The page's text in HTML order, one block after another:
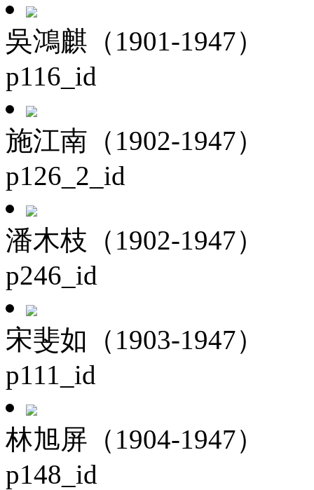
吳鴻麒（1901-1947）
p116_id
施江南（1902-1947）
p126_2_id
潘木枝（1902-1947）
p246_id
宋斐如（1903-1947）
p111_id
林旭屏（1904-1947）
p148_id